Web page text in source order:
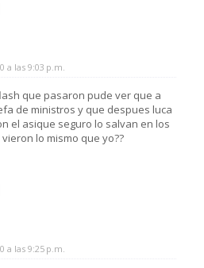
a las 9:03 p.m.
que pasaron pude ver que a
de ministros y que despues luca
el asique seguro lo salvan en los
lo mismo que yo??
a las 9:25 p.m.